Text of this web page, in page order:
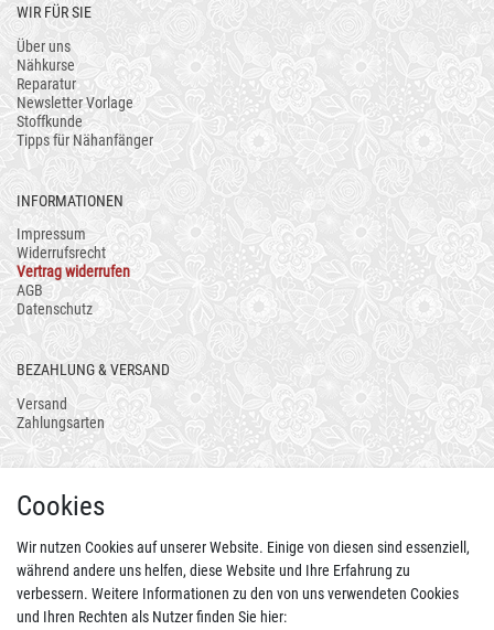
WIR FÜR SIE
Über uns
Nähkurse
Reparatur
Newsletter Vorlage
Stoffkunde
Tipps für Nähanfänger
INFORMATIONEN
Impressum
Widerrufsrecht
Vertrag widerrufen
AGB
Datenschutz
BEZAHLUNG & VERSAND
Versand
Zahlungsarten
Cookies
Wir nutzen Cookies auf unserer Website. Einige von diesen sind essenziell,
während andere uns helfen, diese Website und Ihre Erfahrung zu
verbessern. Weitere Informationen zu den von uns verwendeten Cookies
und Ihren Rechten als Nutzer finden Sie hier: